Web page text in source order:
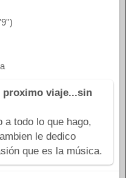
proximo viaje...sin
a todo lo que hago,
le dedico
que es la música.